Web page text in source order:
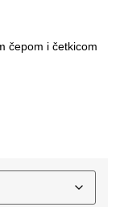
čepom i četkicom